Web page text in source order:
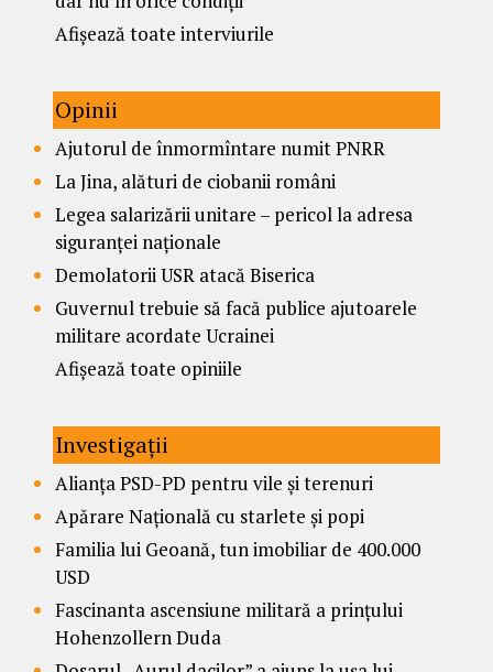
Afișează toate interviurile
Opinii
Ajutorul de înmormîntare numit PNRR
La Jina, alături de ciobanii români
Legea salarizării unitare – pericol la adresa
siguranței naționale
Demolatorii USR atacă Biserica
Guvernul trebuie să facă publice ajutoarele
militare acordate Ucrainei
Afișează toate opiniile
Investigații
Alianța PSD-PD pentru vile și terenuri
Apărare Națională cu starlete și popi
Familia lui Geoană, tun imobiliar de 400.000
USD
Fascinanta ascensiune militară a prințului
Hohenzollern Duda